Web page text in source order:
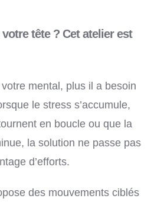
tête ? Cet atelier est
mental, plus il a besoin
le stress s’accumule,
en boucle ou que la
la solution ne passe pas
d’efforts.
des mouvements ciblés